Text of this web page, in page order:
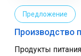
Предложение
Производство
Продукты